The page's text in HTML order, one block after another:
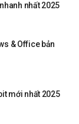
nhất 2025
& Office bản
mới nhất 2025